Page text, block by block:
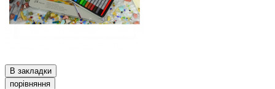
В закладки
порівняння